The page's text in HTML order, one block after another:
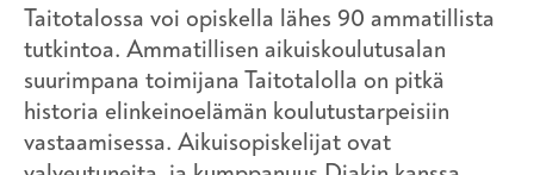
Taitotalossa voi opiskella lähes 90 ammatillista
tutkintoa. Ammatillisen aikuiskoulutusalan
suurimpana toimijana Taitotalolla on pitkä
historia elinkeinoelämän koulutustarpeisiin
vastaamisessa. Aikuisopiskelijat ovat